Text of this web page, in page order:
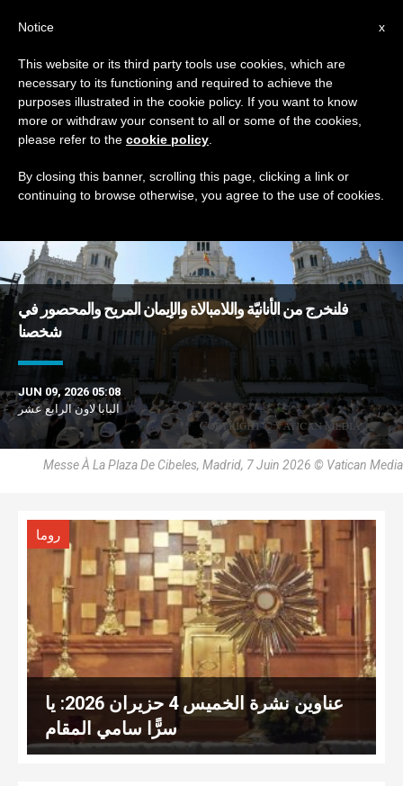
TAG
DERNIÈRES NOUVELLES
فلنخرج من الأنانيّة واللامبالاة والإيمان المريح والمحصور في
شخصنا
JUN 09, 2026 05:08
البابا لاون الرابع عشر
Messe À La Plaza De Cibeles, Madrid, 7 Juin 2026 © Vatican Media
روما
عناوين نشرة الخميس 4 حزيران 2026: يا
سرًّا سامي المقام
x
Notice
This website or its third party tools use cookies, which are
necessary to its functioning and required to achieve the
purposes illustrated in the cookie policy. If you want to know
more or withdraw your consent to all or some of the cookies,
please refer to the cookie policy
By closing this banner, scrolling this page, clicking a link or
continuing to browse otherwise, you agree to the use of cookies.